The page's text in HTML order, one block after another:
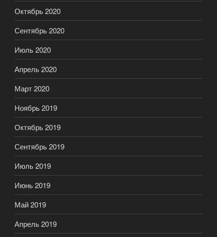
Октябрь 2020
Сентябрь 2020
Июль 2020
Апрель 2020
Март 2020
Ноябрь 2019
Октябрь 2019
Сентябрь 2019
Июль 2019
Июнь 2019
Май 2019
Апрель 2019